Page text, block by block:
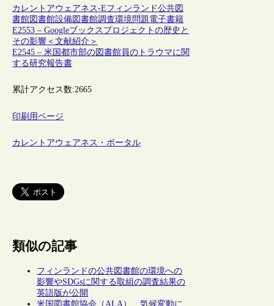
カレントアウェアネス-Eフィンランド公共図
書館図書館設備図書館調査環境問題電子書籍
E2553 – Googleブックスプロジェクトの歴史と
その影響＜文献紹介＞
E2545 – 米国都市部の図書館員のトラウマに関
する研究報告書
累計アクセス数:2665
印刷用ページ
カレントアウェアネス・ポータル
類似の記事
フィンランドの公共図書館の環境への
影響やSDGsに関する取組の調査結果の
英語版が公開
米国図書館協会（ALA）、気候変動に